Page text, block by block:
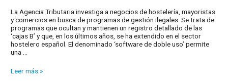
La Agencia Tributaria investiga a negocios de hostelería, mayoristas
y comercios en busca de programas de gestión ilegales. Se trata de
programas que ocultan y mantienen un registro detallado de las
‘cajas B’ y que, en los últimos años, se ha extendido en el sector
hostelero español. El denominado ‘software de doble uso’ permite
una …
Hacienda
Leer más »